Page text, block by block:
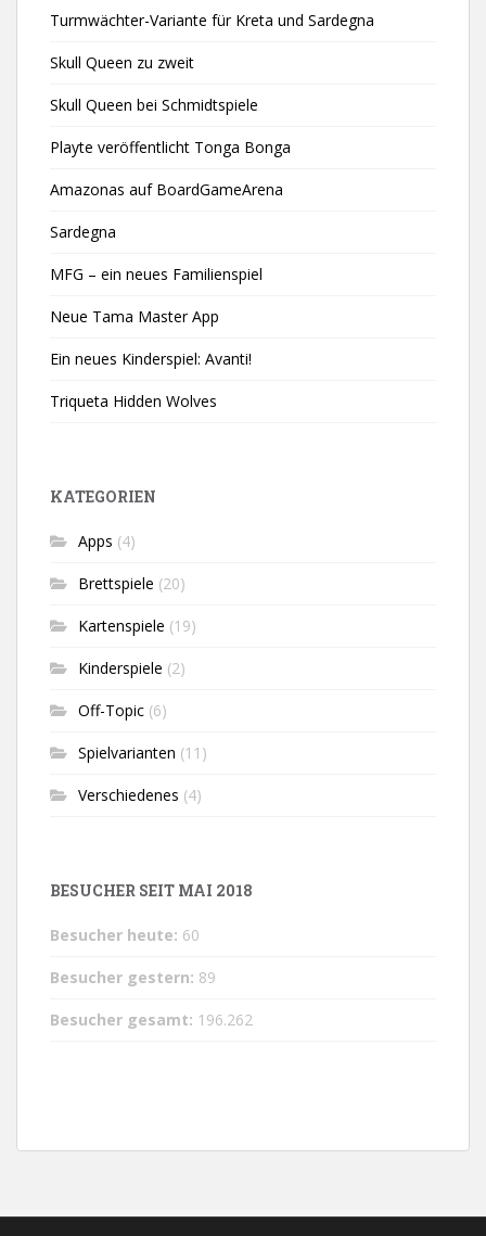
Turmwächter-Variante für Kreta und Sardegna
Skull Queen zu zweit
Skull Queen bei Schmidtspiele
Playte veröffentlicht Tonga Bonga
Amazonas auf BoardGameArena
Sardegna
MFG – ein neues Familienspiel
Neue Tama Master App
Ein neues Kinderspiel: Avanti!
Triqueta Hidden Wolves
KATEGORIEN
Apps (4)
Brettspiele (20)
Kartenspiele (19)
Kinderspiele (2)
Off-Topic (6)
Spielvarianten (11)
Verschiedenes (4)
BESUCHER SEIT MAI 2018
Besucher heute: 60
Besucher gestern: 89
Besucher gesamt: 196.262